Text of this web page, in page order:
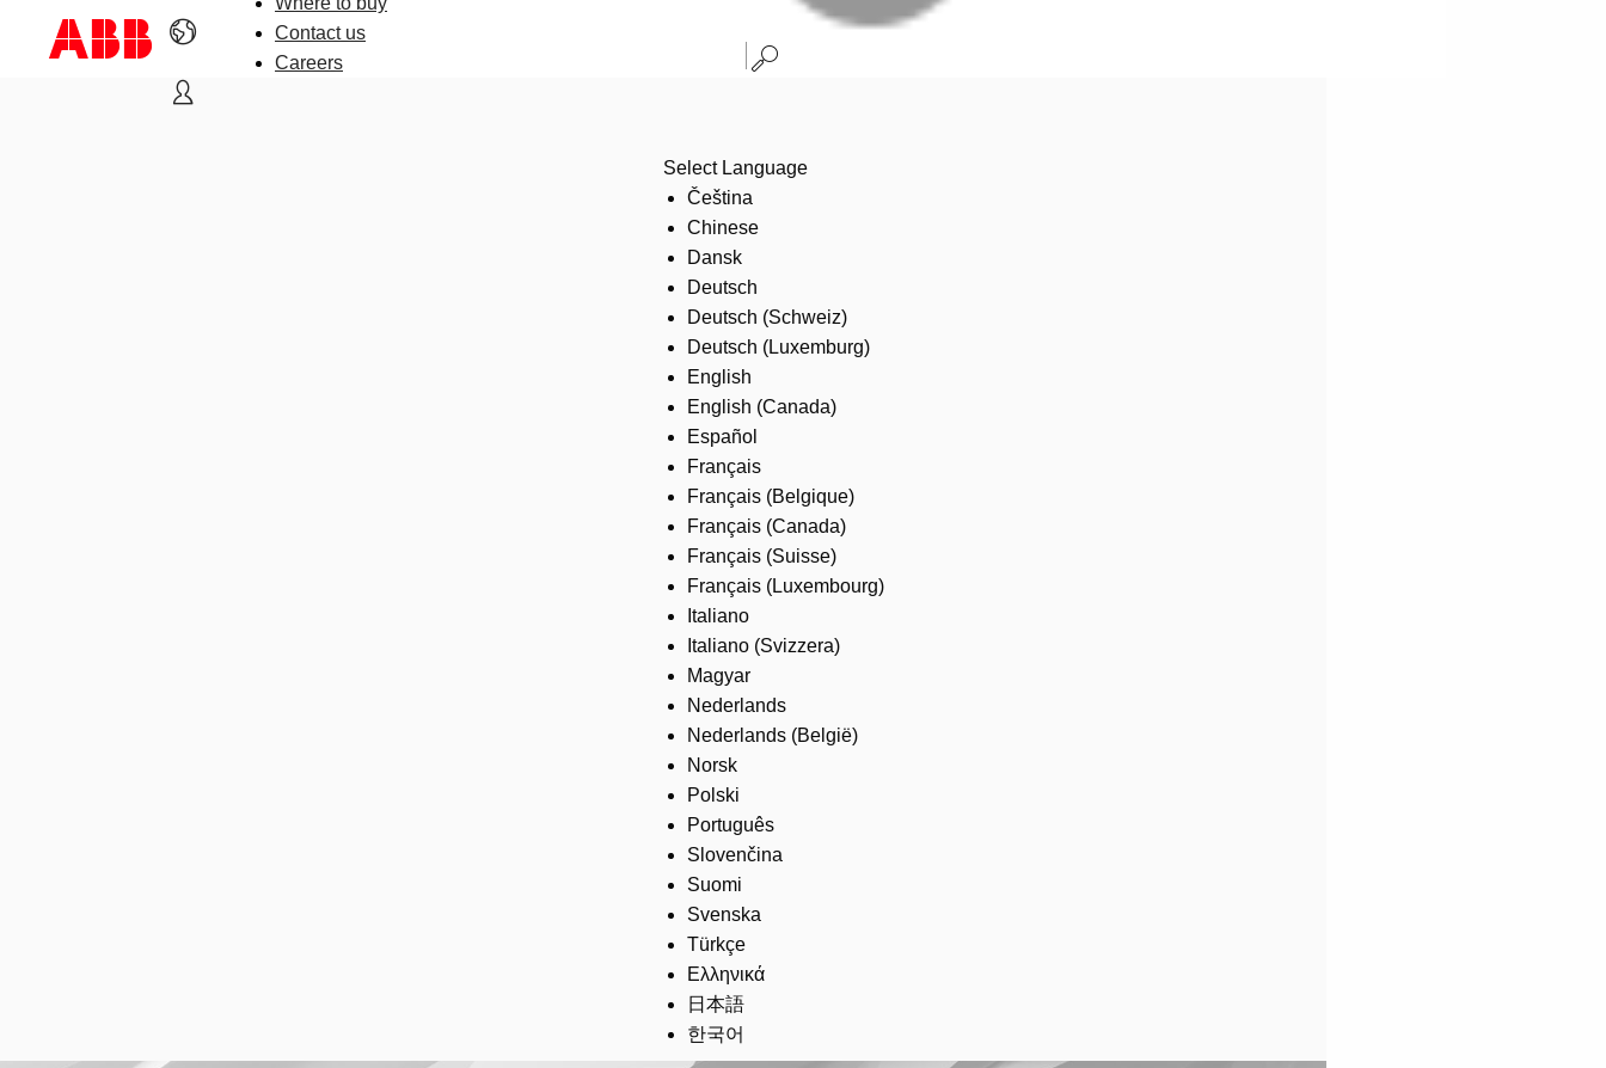
Contact us
Careers
Select Language
Čeština
Chinese
Dansk
Deutsch
Deutsch (Schweiz)
Deutsch (Luxemburg)
English
English (Canada)
Español
Français
Français (Belgique)
Français (Canada)
Français (Suisse)
Français (Luxembourg)
Italiano
Italiano (Svizzera)
Magyar
Nederlands
Nederlands (België)
Norsk
Polski
Português
Slovenčina
Suomi
Svenska
Türkçe
Ελληνικά
日本語
한국어